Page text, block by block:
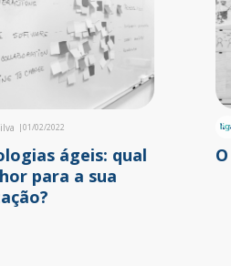
|01/02/2022
ágeis: qual
para a sua